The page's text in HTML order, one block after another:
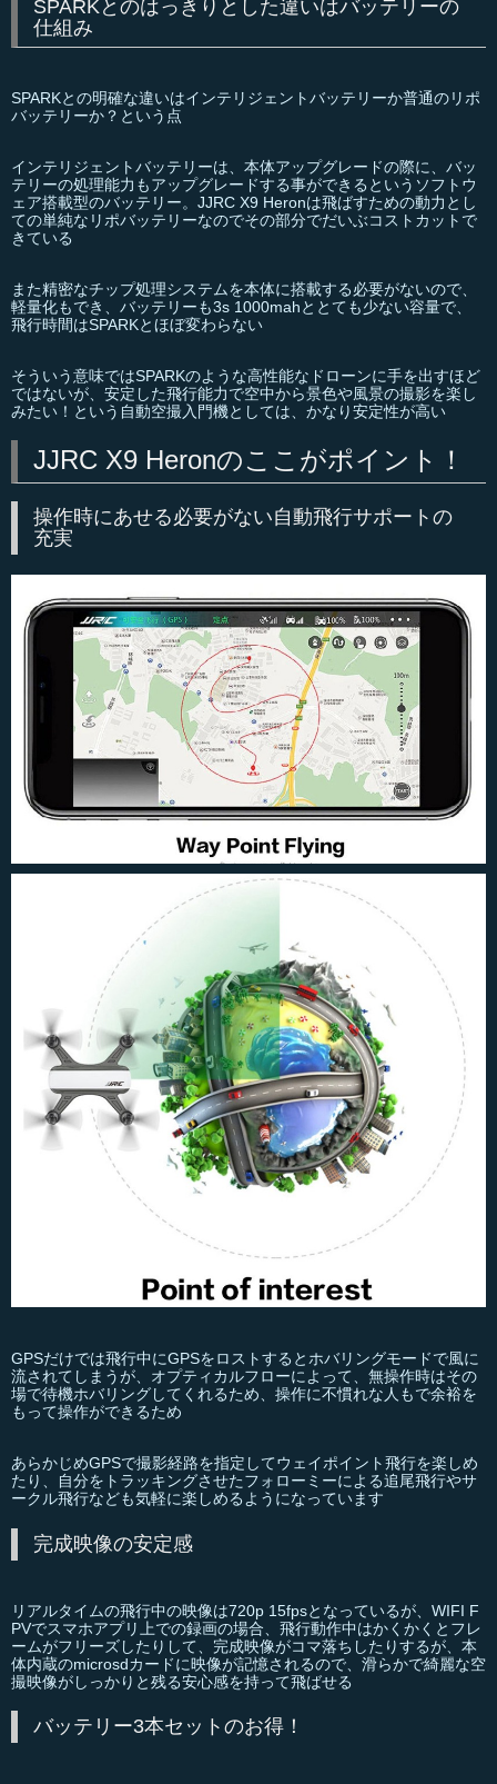
SPARKとのはっきりとした違いはバッテリーの
仕組み
SPARKとの明確な違いはインテリジェントバッテリーか普通のリポ
バッテリーか？という点
インテリジェントバッテリーは、本体アップグレードの際に、バッ
テリーの処理能力もアップグレードする事ができるというソフトウ
ェア搭載型のバッテリー。JJRC X9 Heronは飛ばすための動力とし
ての単純なリポバッテリーなのでその部分でだいぶコストカットで
きている
また精密なチップ処理システムを本体に搭載する必要がないので、
軽量化もでき、バッテリーも3s 1000mahととても少ない容量で、
飛行時間はSPARKとほぼ変わらない
そういう意味ではSPARKのような高性能なドローンに手を出すほど
ではないが、安定した飛行能力で空中から景色や風景の撮影を楽し
みたい！という自動空撮入門機としては、かなり安定性が高い
JJRC X9 Heronのここがポイント！
操作時にあせる必要がない自動飛行サポートの
充実
GPSだけでは飛行中にGPSをロストするとホバリングモードで風に
流されてしまうが、オプティカルフローによって、無操作時はその
場で待機ホバリングしてくれるため、操作に不慣れな人もで余裕を
もって操作ができるため
あらかじめGPSで撮影経路を指定してウェイポイント飛行を楽しめ
たり、自分をトラッキングさせたフォローミーによる追尾飛行やサ
ークル飛行なども気軽に楽しめるようになっています
完成映像の安定感
リアルタイムの飛行中の映像は720p 15fpsとなっているが、WIFI F
PVでスマホアプリ上での録画の場合、飛行動作中はかくかくとフレ
ームがフリーズしたりして、完成映像がコマ落ちしたりするが、本
体内蔵のmicrosdカードに映像が記憶されるので、滑らかで綺麗な空
撮映像がしっかりと残る安心感を持って飛ばせる
バッテリー3本セットのお得！